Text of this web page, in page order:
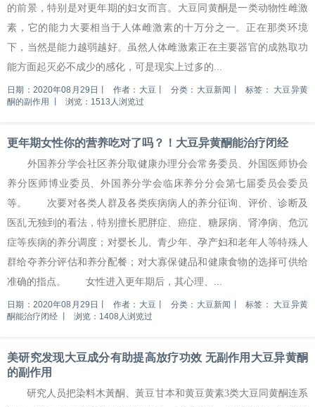
的前景，特别是对更年期的妇女而言。大豆同黄酮是一类动物性雌激
素，它的能力大要相当于人体雌激素的十万分之一。正在那类环境
下，当然是能力越弱越好。虽然人体雌激素正在主要器官的成熟取功
能方面起灭必不成少的感化，可是现实上过多的...
日期：2020年08月29日 作者：大豆 分类：大豆新闻 标签： 大豆异黄
酮的副作用
浏览：1513人浏览过
更年期女性你的营养吃对了吗？！大豆异黄酮能治疗闭经
外国养分学会社区养分取健康办理分会常务委员、外国医师协会
养分医师博业委员、外国养分学会临床养分分会第七届委员会委员
等。 次要对各类人群及各类疾病病人的养分征询、评价、诊断及
医乱无独到的看法，特别擅长肥胖症、癌症、糖尿病、肾净病、危沉
症等疾病的养分调度；对婴长儿、青少年、孕产妇和老年人等特殊人
群给夺养分评估和养分配餐；对大寡保健品和健康食物的选择可供给
准确的指点。 女性进入更年期后，其心理、...
日期：2020年08月29日 作者：大豆 分类：大豆新闻 标签： 大豆异黄
酮能治疗闭经
浏览：1408人浏览过
美研究发现大豆成分有助提高放疗功效 无副作用大豆异黄酮
的副作用
研究人员把染料木黃酮、黃豆甘本和黄豆黄素3类大豆同黄酮连系